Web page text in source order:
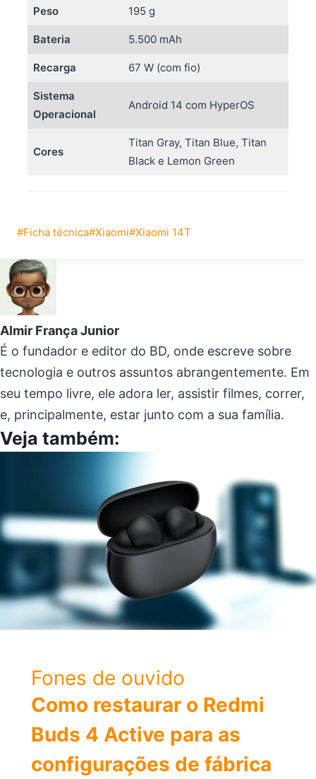
Peso 195 g
Bateria 5.500 mAh
Recarga 67 W (com fio)
Sistema
Operacional
Android 14 com HyperOS
Cores
Titan Gray, Titan Blue, Titan
Black e Lemon Green
Tags
Post:
#Ficha técnica#Xiaomi#Xiaomi 14T
Almir França Junior
É o fundador e editor do BD, onde escreve sobre
tecnologia e outros assuntos abrangentemente. Em
seu tempo livre, ele adora ler, assistir filmes, correr,
e, principalmente, estar junto com a sua família.
Veja também:
Fones de ouvido
Como restaurar o Redmi
Buds 4 Active para as
configurações de fábrica